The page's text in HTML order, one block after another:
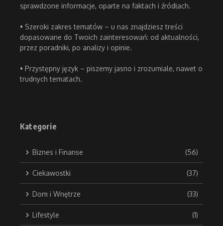
sprawdzone informacje, oparte na faktach i źródłach.
• Szeroki zakres tematów – u nas znajdziesz treści
dopasowane do Twoich zainteresowań: od aktualności,
przez poradniki, po analizy i opinie.
• Przystępny język – piszemy jasno i zrozumiale, nawet o
trudnych tematach.
Kategorie
Biznes i Finanse (56)
Ciekawostki (37)
Dom i Wnętrze (33)
Lifestyle (1)